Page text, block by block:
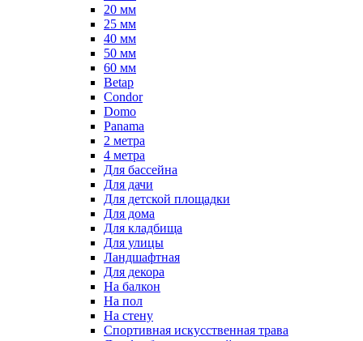
20 мм
25 мм
40 мм
50 мм
60 мм
Betap
Condor
Domo
Panama
2 метра
4 метра
Для бассейна
Для дачи
Для детской площадки
Для дома
Для кладбища
Для улицы
Ландшафтная
Для декора
На балкон
На пол
На стену
Спортивная искусственная трава